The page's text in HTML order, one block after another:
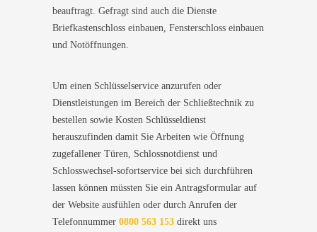
beauftragt. Gefragt sind auch die Dienste
Briefkastenschloss einbauen, Fensterschloss einbauen
und Notöffnungen.
Um einen Schlüsselservice anzurufen oder
Dienstleistungen im Bereich der Schließtechnik zu
bestellen sowie Kosten Schlüsseldienst
herauszufinden damit Sie Arbeiten wie Öffnung
zugefallener Türen, Schlossnotdienst und
Schlosswechsel-sofortservice bei sich durchführen
lassen können müssten Sie ein Antragsformular auf
der Website ausfühlen oder durch Anrufen der
Telefonnummer 0800 563 153 direkt uns